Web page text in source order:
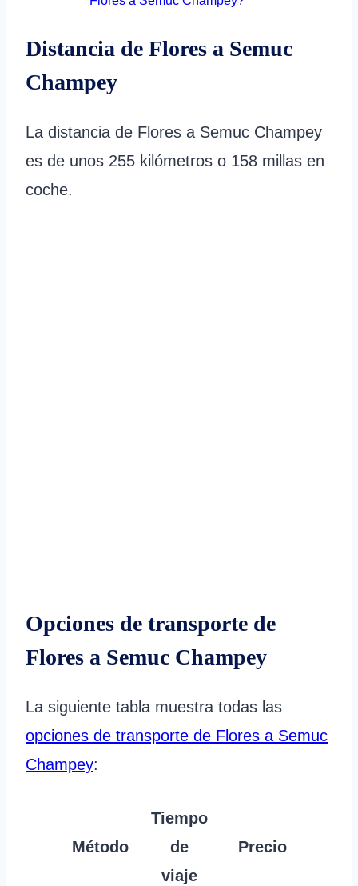
Distancia de Flores a Semuc
Champey
La distancia de Flores a Semuc Champey
es de unos 255 kilómetros o 158 millas en
coche.
Opciones de transporte de
Flores a Semuc Champey
La siguiente tabla muestra todas las
opciones de transporte de Flores a Semuc
Champey:
Método
Tiempo
de
viaje
Precio